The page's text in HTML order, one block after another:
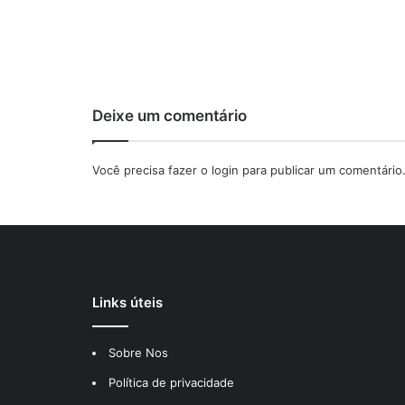
Deixe um comentário
Você precisa fazer o login para publicar um comentário.
Links úteis
Sobre Nos
Política de privacidade